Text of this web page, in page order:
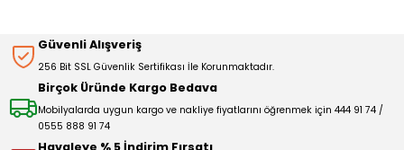
Güvenli Alışveriş
256 Bit SSL Güvenlik Sertifikası İle Korunmaktadır.
Birçok Üründe Kargo Bedava
Mobilyalarda uygun kargo ve nakliye fiyatlarını öğrenmek için 444 91 74 /
0555 888 91 74
Havaleye % 5 İndirim Fırsatı